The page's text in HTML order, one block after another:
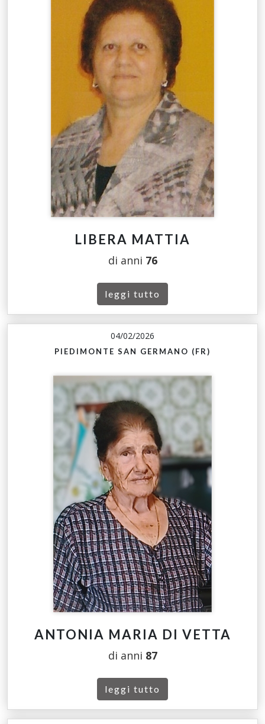
LIBERA MATTIA
di anni 76
leggi tutto
04/02/2026
PIEDIMONTE SAN GERMANO (FR)
ANTONIA MARIA DI VETTA
di anni 87
leggi tutto